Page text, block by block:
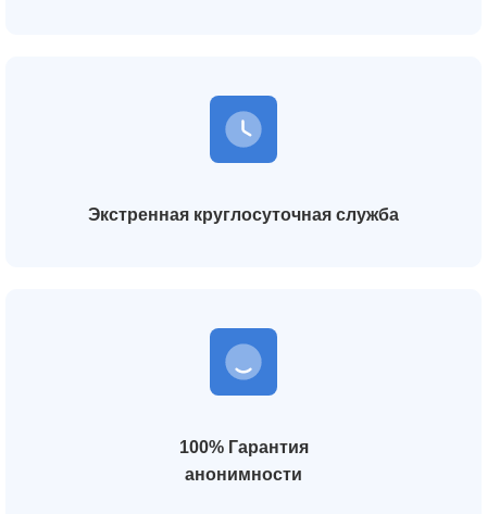
Экстренная круглосуточная служба
100% Гарантия
анонимности